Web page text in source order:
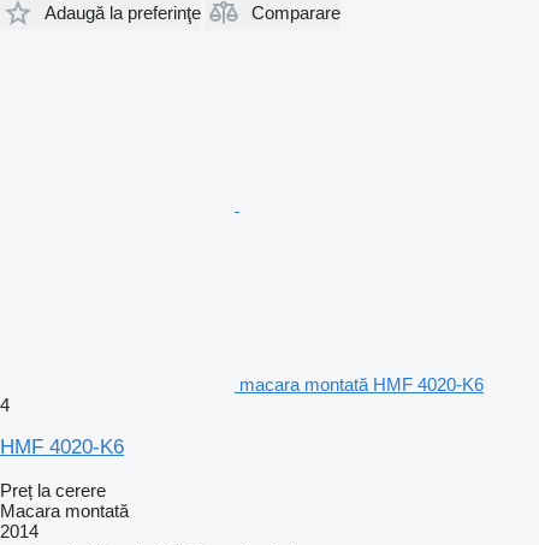
Adaugă la preferinţe
Comparare
macara montată HMF 4020-K6
4
HMF 4020-K6
Preț la cerere
Macara montată
2014